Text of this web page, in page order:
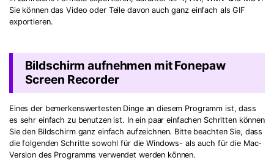
Sie können das Video oder Teile davon auch ganz einfach als GIF
exportieren.
Bildschirm aufnehmen mit Fonepaw
Screen Recorder
Eines der bemerkenswertesten Dinge an diesem Programm ist, dass
es sehr einfach zu benutzen ist. In ein paar einfachen Schritten können
Sie den Bildschirm ganz einfach aufzeichnen. Bitte beachten Sie, dass
die folgenden Schritte sowohl für die Windows- als auch für die Mac-
Version des Programms verwendet werden können.